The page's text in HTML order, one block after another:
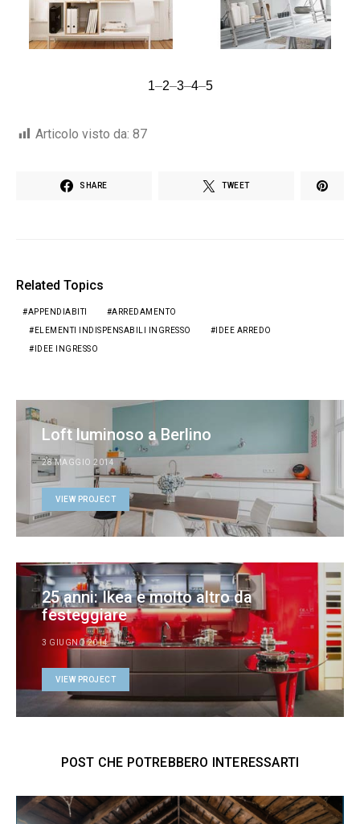
1–2–3–4–5
Articolo visto da: 87
SHARE TWEET
Related Topics
APPENDIABITI ARREDAMENTO
ELEMENTI INDISPENSABILI INGRESSO IDEE ARREDO
IDEE INGRESSO
Loft luminoso a Berlino
28 MAGGIO 2014
VIEW PROJECT
25 anni: Ikea e molto altro da
festeggiare
3 GIUGNO 2014
VIEW PROJECT
POST CHE POTREBBERO INTERESSARTI